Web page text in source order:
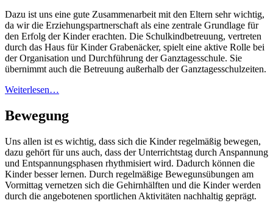
Dazu ist uns eine gute Zusammenarbeit mit den Eltern sehr wichtig,
da wir die Erziehungspartnerschaft als eine zentrale Grundlage für
den Erfolg der Kinder erachten. Die Schulkindbetreuung, vertreten
durch das Haus für Kinder Grabenäcker, spielt eine aktive Rolle bei
der Organisation und Durchführung der Ganztagesschule. Sie
übernimmt auch die Betreuung außerhalb der Ganztagesschulzeiten.
Weiterlesen…
Bewegung
Uns allen ist es wichtig, dass sich die Kinder regelmäßig bewegen,
dazu gehört für uns auch, dass der Unterrichtstag durch Anspannung
und Entspannungsphasen rhythmisiert wird. Dadurch können die
Kinder besser lernen. Durch regelmäßige Bewegunsübungen am
Vormittag vernetzen sich die Gehirnhälften und die Kinder werden
durch die angebotenen sportlichen Aktivitäten nachhaltig geprägt.